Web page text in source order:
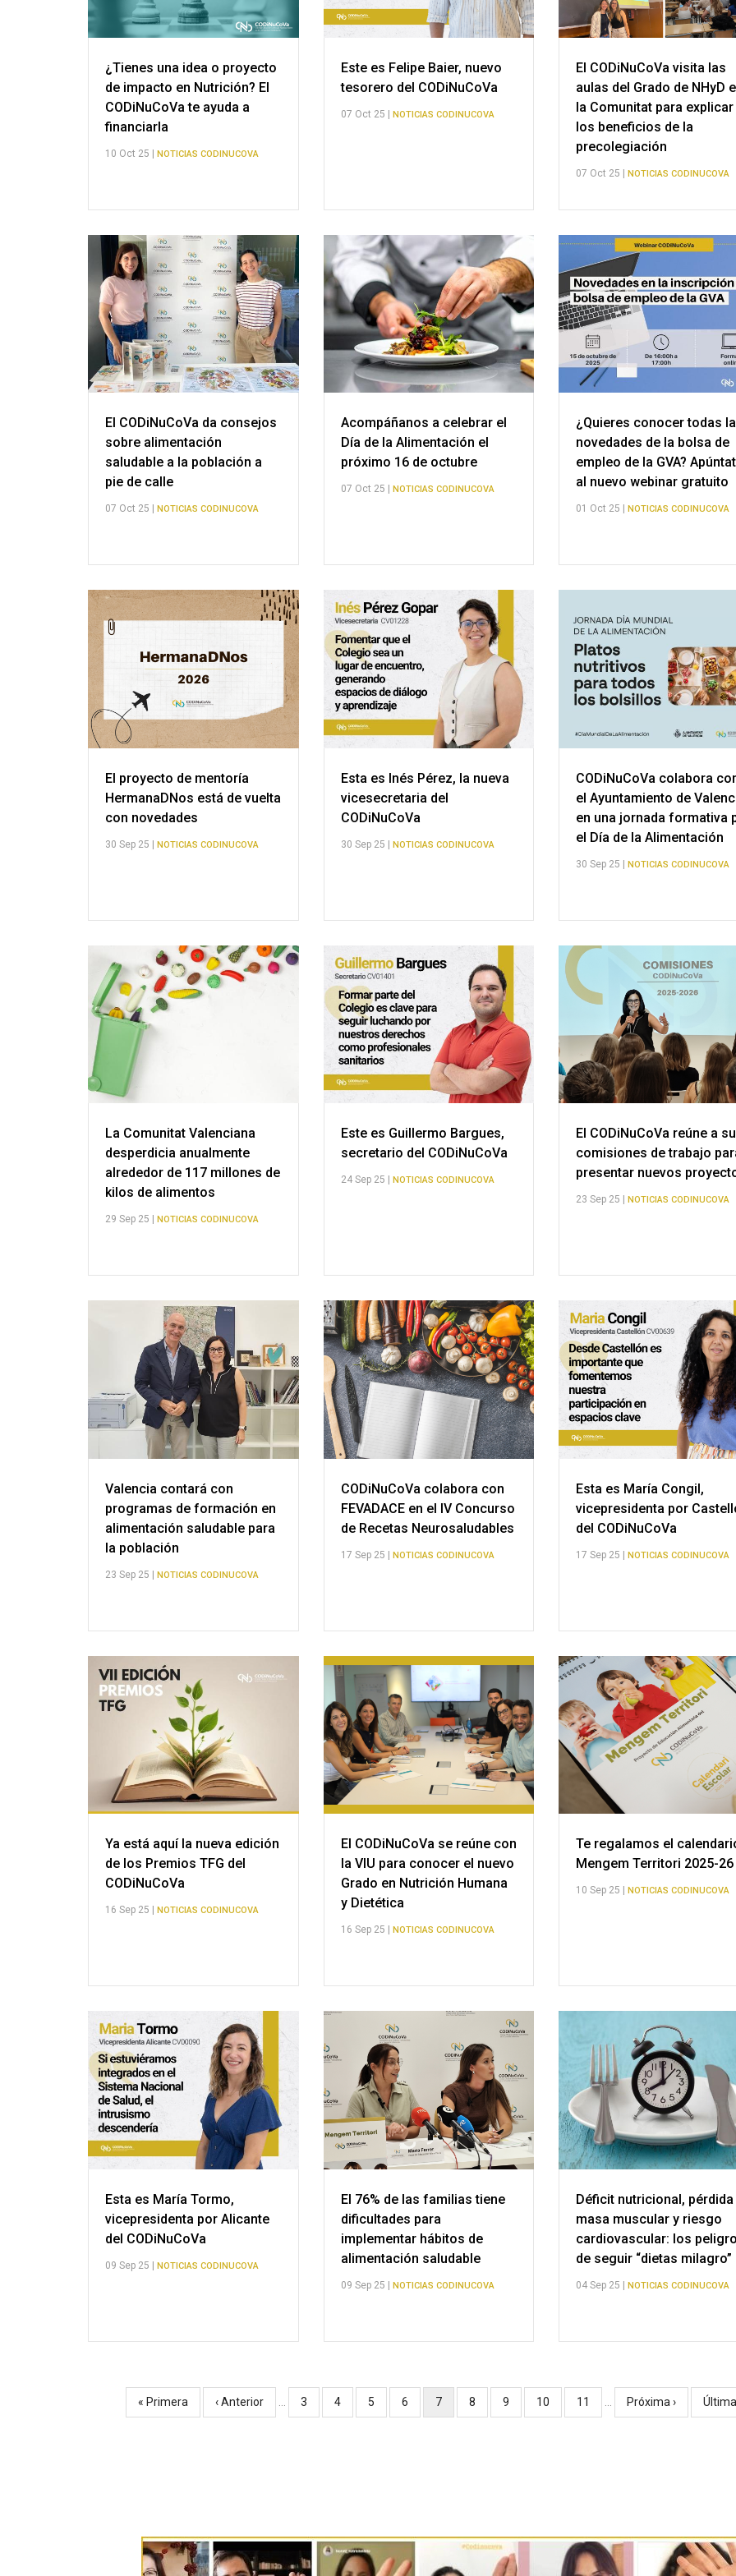
¿Tienes una idea o proyecto
de impacto en Nutrición? El
CODiNuCoVa te ayuda a
financiarla
10 Oct 25 | NOTICIAS CODINUCOVA
Este es Felipe Baier, nuevo
tesorero del CODiNuCoVa
07 Oct 25 | NOTICIAS CODINUCOVA
El CODiNuCoVa visita las
aulas del Grado de NHyD
la Comunitat para explicar
los beneficios de la
precolegiación
07 Oct 25 |NOTICIAS CODINUCOVA
El CODiNuCoVa da consejos
sobre alimentación
saludable a la población a
pie de calle
07 Oct 25 | NOTICIAS CODINUCOVA
Acompáñanos a celebrar el
Día de la Alimentación el
próximo 16 de octubre
07 Oct 25 | NOTICIAS CODINUCOVA
¿Quieres conocer todas
novedades de la bolsa de
empleo de la GVA?
al nuevo webinar gratuito
01 Oct 25 |NOTICIAS CODINUCOVA
El proyecto de mentoría
HermanaDNos está de vuelta
con novedades
30 Sep 25 | NOTICIAS CODINUCOVA
Esta es Inés Pérez, la nueva
vicesecretaria del
CODiNuCoVa
30 Sep 25 | NOTICIAS CODINUCOVA
CODiNuCoVa colabora
el Ayuntamiento de
en una jornada formativa
el Día de la Alimentación
30 Sep 25 |NOTICIAS CODINUCOVA
La Comunitat Valenciana
desperdicia anualmente
alrededor de 117 millones de
kilos de alimentos
29 Sep 25 | NOTICIAS CODINUCOVA
Este es Guillermo Bargues,
secretario del CODiNuCoVa
24 Sep 25 | NOTICIAS CODINUCOVA
El CODiNuCoVa reúne a
comisiones de trabajo
presentar nuevos
23 Sep 25 |NOTICIAS CODINUCOVA
Valencia contará con
programas de formación en
alimentación saludable para
la población
23 Sep 25 | NOTICIAS CODINUCOVA
CODiNuCoVa colabora con
FEVADACE en el IV Concurso
de Recetas Neurosaludables
17 Sep 25 | NOTICIAS CODINUCOVA
Esta es María Congil,
vicepresidenta por
del CODiNuCoVa
17 Sep 25 |NOTICIAS CODINUCOVA
Ya está aquí la nueva edición
de los Premios TFG del
CODiNuCoVa
16 Sep 25 | NOTICIAS CODINUCOVA
El CODiNuCoVa se reúne con
la VIU para conocer el nuevo
Grado en Nutrición Humana
y Dietética
16 Sep 25 | NOTICIAS CODINUCOVA
Te regalamos el
Mengem Territori 2025-26
10 Sep 25 |NOTICIAS CODINUCOVA
Esta es María Tormo,
vicepresidenta por Alicante
del CODiNuCoVa
09 Sep 25 | NOTICIAS CODINUCOVA
El 76% de las familias tiene
dificultades para
implementar hábitos de
alimentación saludable
09 Sep 25 | NOTICIAS CODINUCOVA
Déficit nutricional, pérdida
masa muscular y riesgo
cardiovascular: los
de seguir “dietas milagro”
04 Sep 25 |NOTICIAS CODINUCOVA
Paginación
Primera
« Primera
Página
‹ Anterior Página
3 Página
4 Página
5 Página
6
Página
7 Página
8 Página
9 Página
10 Página
11
Siguiente
Próxima ›
Última